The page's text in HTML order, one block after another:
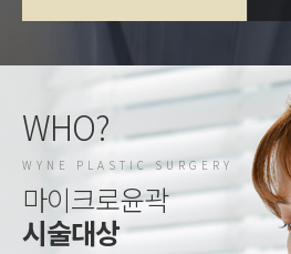
WHO?
WYNE PLASTIC SURGERY
마이크로윤곽
시술대상